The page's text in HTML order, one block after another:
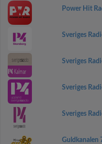
Power Hit
Sveriges
Sveriges
Sveriges
Sveriges
Guldkanalen